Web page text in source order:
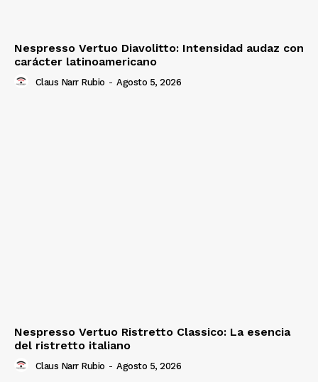
Nespresso Vertuo Diavolitto: Intensidad audaz con
carácter latinoamericano
Claus Narr Rubio - Agosto 5, 2026
Nespresso Vertuo Ristretto Classico: La esencia
del ristretto italiano
Claus Narr Rubio - Agosto 5, 2026